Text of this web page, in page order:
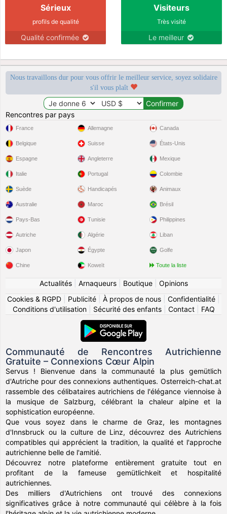
Sérieux
profils de qualité
Qualité confirmée
Visiteurs
Très visité
Le meilleur
Nous travaillons dur pour vous offrir le meilleur service, soyez solidaire
s'il vous plaît
Rencontres par pays
France
Belgique
Espagne
Italie
Suède
Allemagne
Suisse
Angleterre
Portugal
Handicapés
Canada
États-Unis
Mexique
Colombie
Animaux
Australie
Pays-Bas
Autriche
Japon
Chine
Maroc
Tunisie
Algérie
Égypte
Koweït
Brésil
Philippines
Liban
Golfe
Toute la liste
Actualités| Arnaqueurs| Boutique| Opinions
Cookies & RGPD
Publicité À propos de nous Confidentialité
Conditions d'utilisation| Sécurité des enfants| Contact| FAQ
Communauté de Rencontres Autrichienne
Gratuite – Connexions Cœur Alpin
Servus ! Bienvenue dans la communauté la plus gemütlich
d'Autriche pour des connexions authentiques. Osterreich-chat.at
rassemble des célibataires autrichiens de l'élégance viennoise à
la musique de Salzburg, célébrant la chaleur alpine et la
sophistication européenne.
Que vous soyez dans le charme de Graz, les montagnes
d'Innsbruck ou la culture de Linz, découvrez des Autrichiens
compatibles qui apprécient la tradition, la qualité et l'approche
autrichienne belle de l'amitié.
Découvrez notre plateforme entièrement gratuite tout en
profitant de la fameuse gemütlichkeit et hospitalité
autrichiennes.
Des milliers d'Autrichiens ont trouvé des connexions
significatives grâce à notre communauté qui célèbre à la fois